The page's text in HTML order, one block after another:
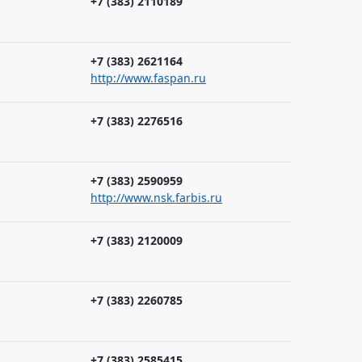
+7 (383) 2621164
http://www.faspan.ru
+7 (383) 2276516
+7 (383) 2590959
http://www.nsk.farbis.ru
+7 (383) 2120009
+7 (383) 2260785